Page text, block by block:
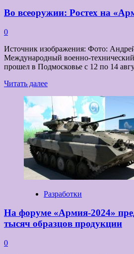
Во всеоружии: Ростех на
0
Источник изображения: Фото:
Международный военно-
прошел в Подмосковье с 12 по 14
Читать далееПрочитать
Во
всеоружии:
Ростех
на
«Армии-2024»
Разработки
На форуме «Армия-2024»
тысяч образцов продукции
0